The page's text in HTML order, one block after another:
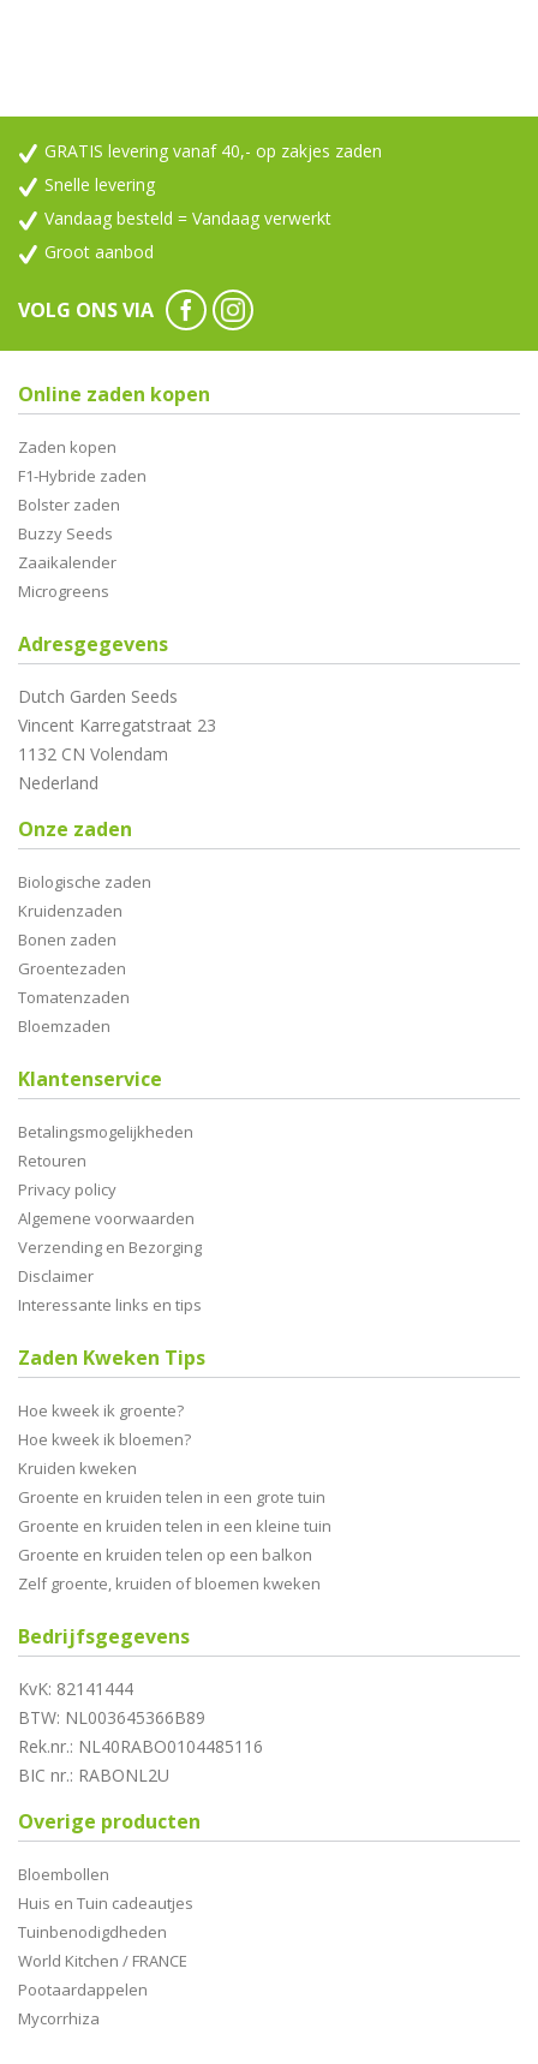
GRATIS levering vanaf 40,- op zakjes zaden
Snelle levering
Vandaag besteld = Vandaag verwerkt
Groot aanbod
VOLG ONS VIA
Online zaden kopen
Zaden kopen
F1-Hybride zaden
Bolster zaden
Buzzy Seeds
Zaaikalender
Microgreens
Adresgegevens
Dutch Garden Seeds
Vincent Karregatstraat 23
1132 CN Volendam
Nederland
Onze zaden
Biologische zaden
Kruidenzaden
Bonen zaden
Groentezaden
Tomatenzaden
Bloemzaden
Klantenservice
Betalingsmogelijkheden
Retouren
Privacy policy
Algemene voorwaarden
Verzending en Bezorging
Disclaimer
Interessante links en tips
Zaden Kweken Tips
Hoe kweek ik groente?
Hoe kweek ik bloemen?
Kruiden kweken
Groente en kruiden telen in een grote tuin
Groente en kruiden telen in een kleine tuin
Groente en kruiden telen op een balkon
Zelf groente, kruiden of bloemen kweken
Bedrijfsgegevens
KvK: 82141444
BTW: NL003645366B89
Rek.nr.: NL40RABO0104485116
BIC nr.: RABONL2U
Overige producten
Bloembollen
Huis en Tuin cadeautjes
Tuinbenodigdheden
World Kitchen / FRANCE
Pootaardappelen
Mycorrhiza